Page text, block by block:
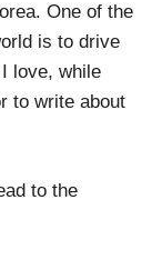
One of the
is to drive
love, while
to write about
to the